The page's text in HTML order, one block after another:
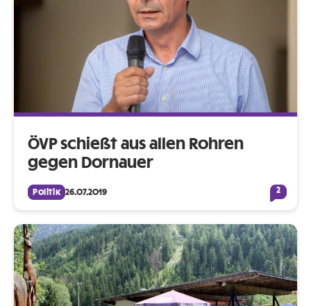
ÖVP schießt aus allen Rohren
gegen Dornauer
Politik 26.07.2019 2